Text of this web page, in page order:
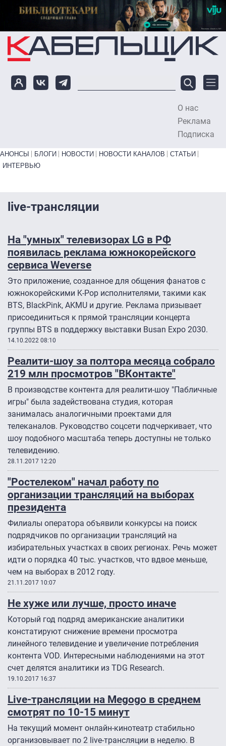
Перейти к основному содержанию
О нас
Реклама
Подписка
Primary links bottom
АНОНСЫ БЛОГИ НОВОСТИ НОВОСТИ КАНАЛОВ
СТАТЬИ
ИНТЕРВЬЮ
live-трансляции
На "умных" телевизорах LG в РФ
появилась реклама южнокорейского
сервиса Weverse
Это приложение, созданное для общения фанатов с
южнокорейскими K-Pop исполнителями, такими как
BTS, BlackPink, AKMU и другие. Реклама призывает
присоединиться к прямой трансляции концерта
группы BTS в поддержку выставки Busan Expo 2030.
14.10.2022 08:10
Реалити-шоу за полтора месяца собрало
219 млн просмотров "ВКонтакте"
В производстве контента для реалити-шоу "Пабличные
игры" была задействована студия, которая
занималась аналогичными проектами для
телеканалов. Руководство соцсети подчеркивает, что
шоу подобного масштаба теперь доступны не только
телевидению.
28.11.2017 12:20
"Ростелеком" начал работу по
организации трансляций на выборах
президента
Филиалы оператора объявили конкурсы на поиск
подрядчиков по организации трансляций на
избирательных участках в своих регионах. Речь может
идти о порядка 40 тыс. участков, что вдвое меньше,
чем на выборах в 2012 году.
21.11.2017 10:07
Не хуже или лучше, просто иначе
Который год подряд американские аналитики
констатируют снижение времени просмотра
линейного телевидение и увеличение потребления
контента VOD. Интересными наблюдениями на этот
счет делятся аналитики из TDG Research.
19.10.2017 16:37
Live-трансляции на Megogo в среднем
смотрят по 10-15 минут
На текущий момент онлайн-кинотеатр стабильно
организовывает по 2 live-трансляции в неделю. В